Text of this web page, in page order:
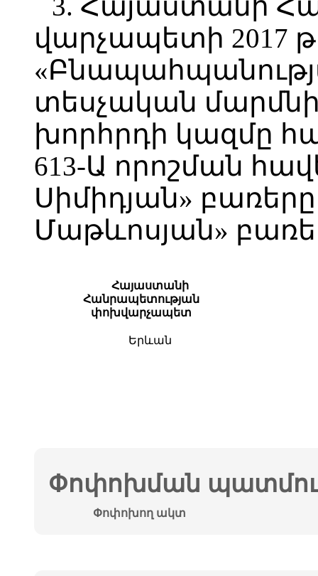
3. Հայաստանի
վարչապետի 2017
տեսչական
խորհրդի կազմը
613-Ա որոշման
Սիմիդյան»
Մաթևոսյան»
Հայաստանի
Հանրապետության
փոխվարչապետ
Երևան
Փոփոխման
Փոփոխող ակտ